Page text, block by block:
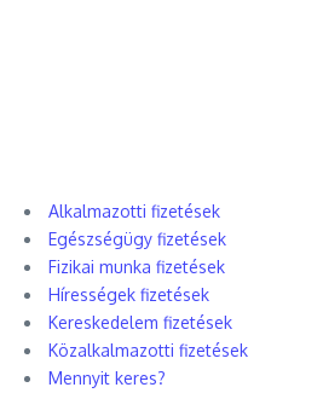
Alkalmazotti fizetések
Egészségügy fizetések
Fizikai munka fizetések
Hírességek fizetések
Kereskedelem fizetések
Közalkalmazotti fizetések
Mennyit keres?